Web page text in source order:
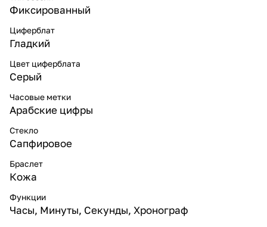
Фиксированный
Циферблат
Гладкий
Цвет циферблата
Серый
Часовые метки
Арабские цифры
Стекло
Сапфировое
Браслет
Кожа
Функции
Часы, Минуты, Секунды, Хронограф